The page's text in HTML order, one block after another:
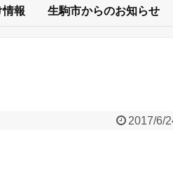
情報 生駒市からのお知らせ
2017/6/